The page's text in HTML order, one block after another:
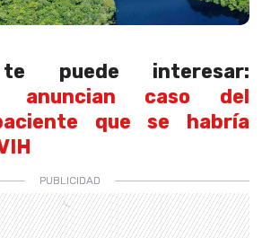
puede interesar:
anuncian caso del
que se habría